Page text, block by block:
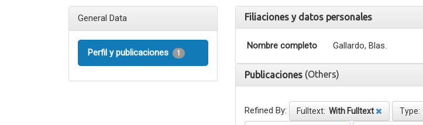
General Data
Perfil y publicaciones 1
Filiaciones y datos personales
Nombre completo Gallardo, Blas.
Publicaciones (Others)
Refined By: Fulltext: With Fulltext Type: